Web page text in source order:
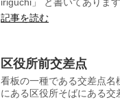
iriguchi」 と書いてありま
記事を読む
区役所前交差点
看板の一種である交差点
にある区役所そばにある